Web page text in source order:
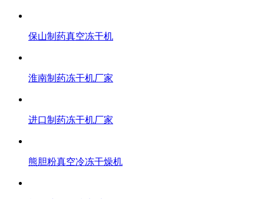
保山制药真空冻干机
淮南制药冻干机厂家
进口制药冻干机厂家
熊胆粉真空冷冻干燥机